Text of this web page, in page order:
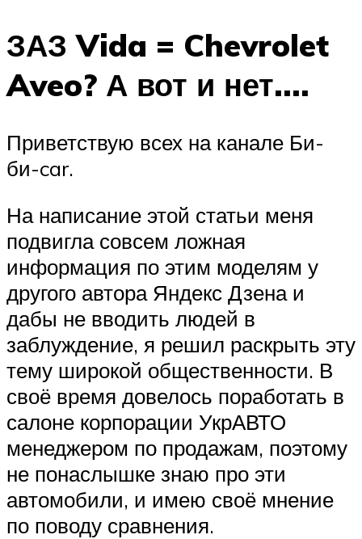
ЗАЗ Vida = Chevrolet
Aveo? А вот и нет….
Приветствую всех на канале Би-
би-car.
На написание этой статьи меня
подвигла совсем ложная
информация по этим моделям у
другого автора Яндекс Дзена и
дабы не вводить людей в
заблуждение, я решил раскрыть эту
тему широкой общественности. В
своё время довелось поработать в
салоне корпорации УкрАВТО
менеджером по продажам, поэтому
не понаслышке знаю про эти
автомобили, и имею своё мнение
по поводу сравнения.